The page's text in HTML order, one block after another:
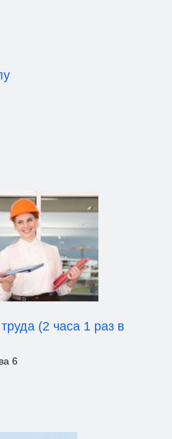
(2 часа 1 раз в
6